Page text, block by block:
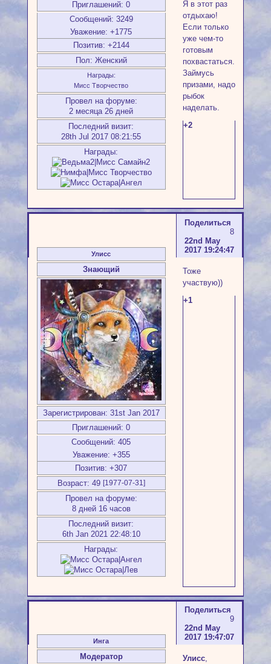
Приглашений: 0
Сообщений: 3249
Уважение: +1775
Позитив: +2144
Пол: Женский
Награды:
Мисс Творчество
Провел на форуме:
2 месяца 26 дней
Последний визит:
28th Jul 2017 08:21:55
Награды:
Я в этот раз
отдыхаю!
Если только
уже чем-то
готовым
похвастаться.
Займусь
призами, надо
рыбок
наделать.
+2
Поделиться
8
22nd May
2017 19:24:47
Улисс
Знающий
Зарегистрирован: 31st Jan 2017
Приглашений: 0
Сообщений: 405
Уважение: +355
Позитив: +307
Возраст: 49 [1977-07-31]
Провел на форуме:
8 дней 16 часов
Последний визит:
6th Jan 2021 22:48:10
Награды:
Тоже
участвую))
+1
Поделиться
9
22nd May
2017 19:47:07
Инга
Модератор Улисс,